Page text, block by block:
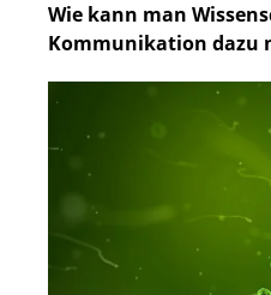
Wie kann man
Kommunikation dazu